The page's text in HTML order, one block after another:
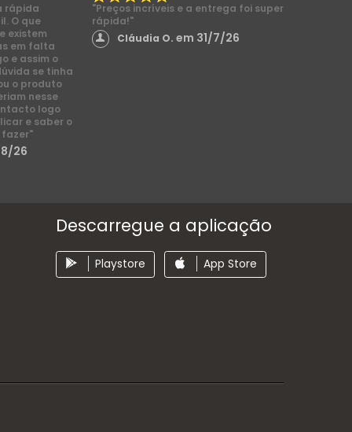
rápida
O que
existem
em falta
e assim o
se tinha
o produto
nesse
logo
e saber o
fazer"
26
"Preços incríveis e a entrega foi super
rápida!"
Cláudia O. em 31/7/26
Descarregue a aplicação
Playstore App Store